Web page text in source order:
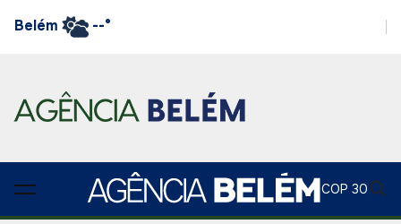
Belém --°
COP 30